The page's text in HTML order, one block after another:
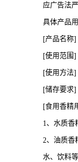
应广告法
具体产品
[产品名称]
[使用范围]
[使用方法]
[储存要求]
[食用香精
1、水质香
2、油质香
水、饮料